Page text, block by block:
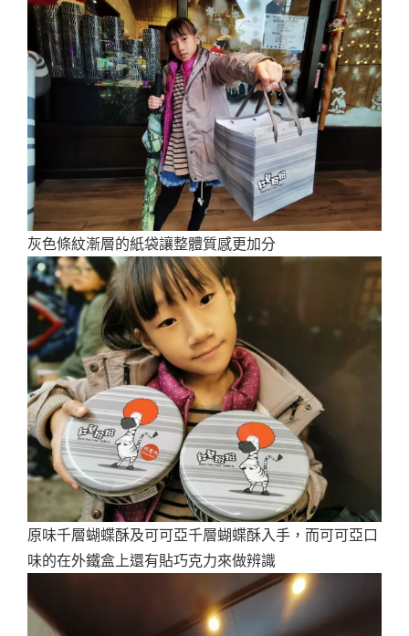
灰色條紋漸層的紙袋讓整體質感更加分
原味千層蝴蝶酥及可可亞千層蝴蝶酥入手，而可可亞口
味的在外鐵盒上還有貼巧克力來做辨識